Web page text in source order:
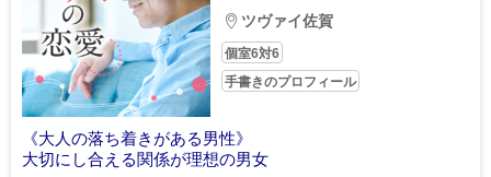
ツヴァイ佐賀
個室6対6
手書きのプロフィール
《大人の落ち着きがある男性》
大切にし合える関係が理想の男女